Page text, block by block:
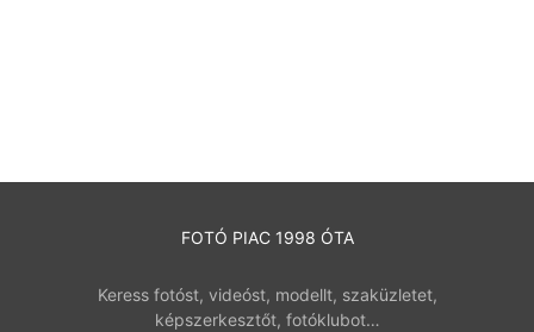
FOTÓ PIAC 1998 ÓTA
Keress fotóst, videóst, modellt, szaküzletet,
képszerkesztőt, fotóklubot…